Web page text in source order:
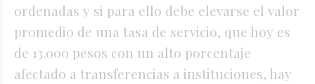
ordenadas y si para ello debe elevarse el valor
promedio de una tasa de servicio, que hoy es
de 13.000 pesos con un alto porcentaje
afectado a transferencias a instituciones, hay